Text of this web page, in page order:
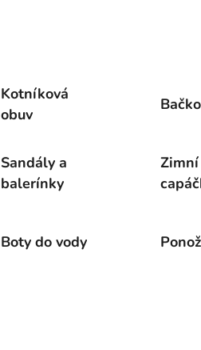
Kotníková
obuv
Sandály a
balerínky
Boty do vody